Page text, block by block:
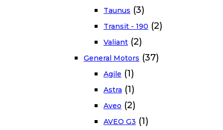
Taunus (3)
Transit - 190 (2)
Valiant (2)
General Motors (37)
Agile (1)
Astra (1)
Aveo (2)
AVEO G3 (1)